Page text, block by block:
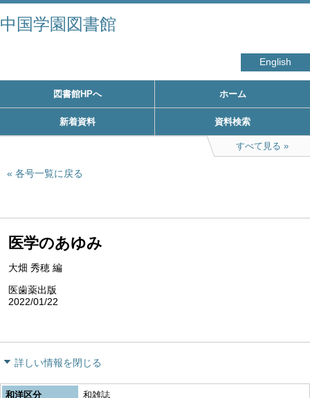
中国学園図書館
English
図書館HPへ ホーム
新着資料 資料検索
すべて見る
各号一覧に戻る
医学のあゆみ
大畑 秀穂 編
医歯薬出版
2022/01/22
詳しい情報を閉じる
和洋区分
和雑誌